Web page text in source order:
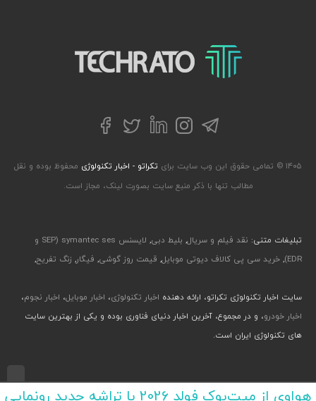
تکراتو – زندگی با تکنولوژی
تلگراماینستاگرام
لینکداینتوییترفیسبوک
۱۴۰۵ © تمامی حقوق این وب سایت برای تکراتو - اخبار تکنولوژی محفوظ بوده و نقل
مطالب تنها با ذکر منبع سایت بصورت لینک، مجاز است.
تبلیغات متنی: نقد فیلم و سریال, بلیط دبی,
لایسنس symantec ses (SEP و
EDR)
, خرید سی پی کالاف دیوتی موبایل, قیمت روز گوشی, فیگار, زنگ تفریح,
سایت اخبار تکنولوژی تکراتو، ارائه دهنده اخبار تکنولوژی، اخبار موبایل، اخبار نجوم،
اخبار خودرو، و در مجموع، آخرین اخبار دنیای فناوری بوده و یکی از بهترین سایت
های تکنولوژی ایران است.
طراحی رابط کاربری و تجربی توسط جواد صابری، گروه افرو - اجرا با طراحی وب پارسا
هواوی از میت‌بوک فولد 2026 با تراشه جدید رونمایی